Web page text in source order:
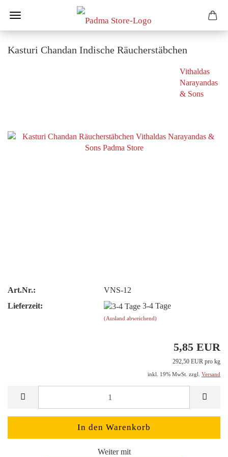
Kasturi Chandan Indische Räucherstäbchen
Vithaldas
Narayandas
& Sons
Art.Nr.:
VNS-12
Lieferzeit:
3-4 Tage
(Ausland abweichend)
5,85 EUR
292,50 EUR pro kg
inkl. 19% MwSt. zzgl. Versand
Weiter mit